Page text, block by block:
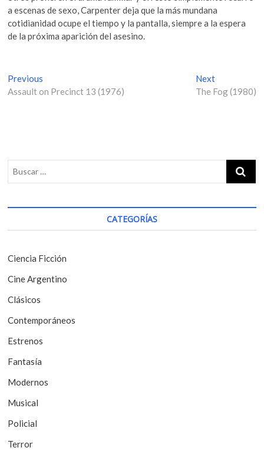
a escenas de sexo, Carpenter deja que la más mundana
cotidianidad ocupe el tiempo y la pantalla, siempre a la espera
de la próxima aparición del asesino.
N
a
g
a
i
ó
n
e
e
n
t
r
a
d
a
s
Previous
r
p
s
:
Assault on Precinct 13 (1976)
NextN
e
:
The Fog (1980)
CATEGORÍAS
Ciencia Ficción
Cine Argentino
Clásicos
Contemporáneos
Estrenos
Fantasía
Modernos
Musical
Policial
Terror